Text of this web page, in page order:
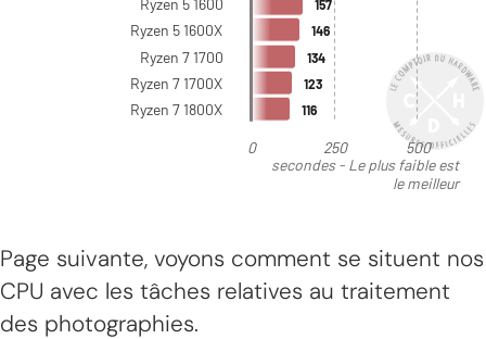
Page suivante, voyons comment se situent nos
CPU avec les tâches relatives au traitement
des photographies.